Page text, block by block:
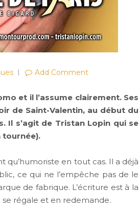
Add Comment
et il l’assume clairement. Ses
de Saint-Valentin, au début du
Il s’agit de Tristan Lopin qui se
tournée).
qu’humoriste en tout cas. Il a déjà
ce qui ne l’empêche pas de le
de fabrique. L’écriture est à la
régale et en redemande.